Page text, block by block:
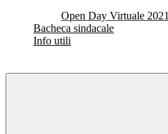
Open Day Virtuale 2021
Bacheca sindacale
Info utili